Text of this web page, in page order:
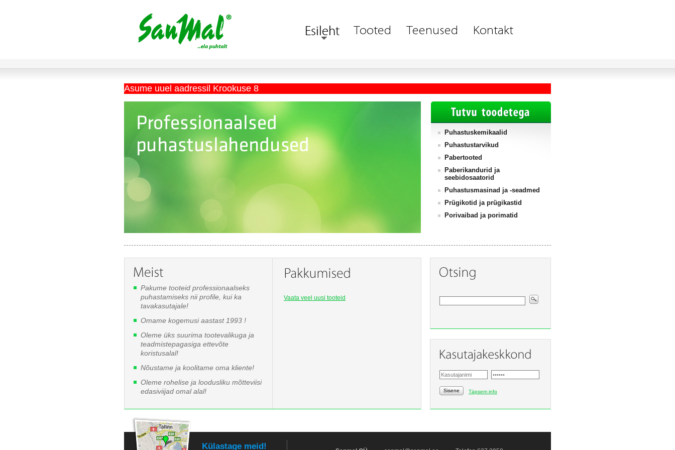
Asume uuel aadressil Krookuse 8
Puhastuskemikaalid
Puhastustarvikud
Pabertooted
Paberikandurid ja
seebidosaatorid
Puhastusmasinad ja -seadmed
Prügikotid ja prügikastid
Porivaibad ja porimatid
Sisene Täpsem info
Vaata veel uusi tooteid
Pakume tooteid professionaalseks
puhastamiseks nii profile, kui ka
tavakasutajale!
Omame kogemusi aastast 1993 !
Oleme üks suurima tootevalikuga ja
teadmistepagasiga ettevõte
koristusalal!
Nõustame ja koolitame oma kliente!
Oleme rohelise ja loodusliku mõtteviisi
edasiviijad omal alal!
Külastage meid!